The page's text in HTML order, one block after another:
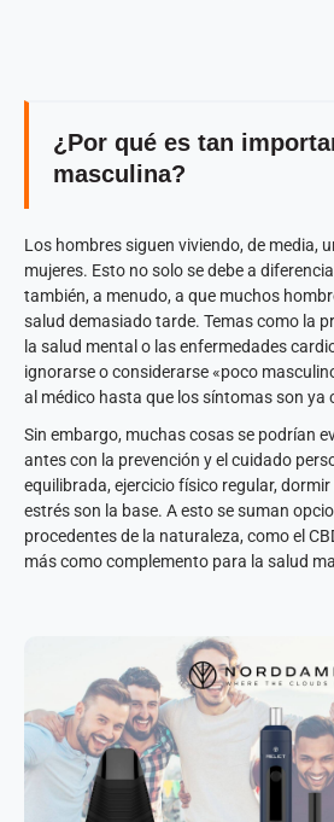
¿Por qué es tan
masculina?
Los hombres siguen viviendo, de media,
mujeres. Esto no solo se debe a
también, a menudo, a que muchos
salud demasiado tarde. Temas como la
la salud mental o las enfermedades
ignorarse o considerarse «poco
al médico hasta que los síntomas son ya
Sin embargo, muchas cosas se podrían
antes con la prevención y el cuidado
equilibrada, ejercicio físico regular,
estrés son la base. A esto se suman
procedentes de la naturaleza, como el
más como complemento para la salud